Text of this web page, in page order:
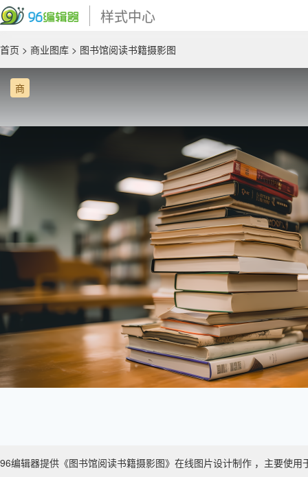
样式中心
首页 > 商业图库 > 图书馆阅读书籍摄影图
商
96编辑器提供《图书馆阅读书籍摄影图》在线图片设计制作 ，主要使